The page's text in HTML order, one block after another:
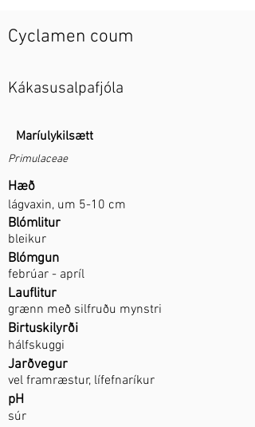
Cyclamen coum
Kákasusalpafjóla
Maríulykilsætt
Primulaceae
Hæð
lágvaxin, um 5-10 cm
Blómlitur
bleikur
Blómgun
febrúar - apríl
Lauflitur
grænn með silfruðu mynstri
Birtuskilyrði
hálfskuggi
Jarðvegur
vel framræstur, lífefnaríkur
pH
súr